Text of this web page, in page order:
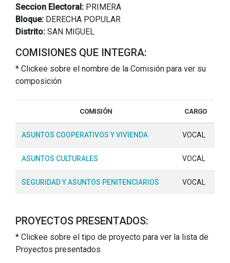
Seccion Electoral: PRIMERA
Bloque: DERECHA POPULAR
Distrito: SAN MIGUEL
COMISIONES QUE INTEGRA:
* Clickee sobre el nombre de la Comisión para ver su
composición
COMISIÓN CARGO
ASUNTOS COOPERATIVOS Y VIVIENDA VOCAL
ASUNTOS CULTURALES VOCAL
SEGURIDAD Y ASUNTOS PENITENCIARIOS VOCAL
PROYECTOS PRESENTADOS:
* Clickee sobre el tipo de proyecto para ver la lista de
Proyectos presentados